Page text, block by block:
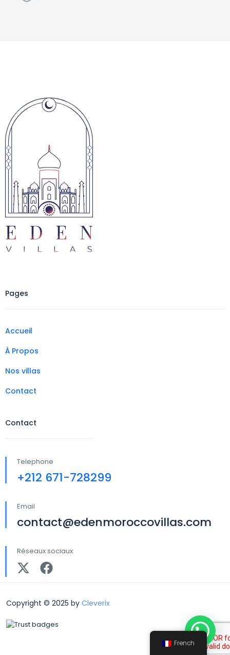
Pages
Accueil
À Propos
Nos villas
Contact
Contact
Telephone
+212 671-728299
Email
contact@edenmoroccovillas.com
Réseaux sociaux
Copyright © 2025 by Cleverix
French